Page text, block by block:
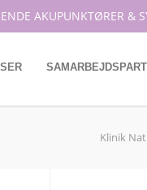
AKUPUNKTØRER &
Klinik